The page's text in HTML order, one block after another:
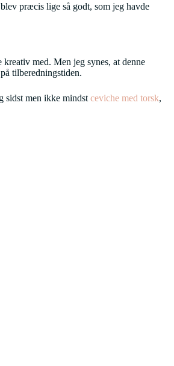
præcis lige så godt, som jeg havde
med. Men jeg synes, at denne
tilberedningstiden.
sidst men ikke mindst ceviche med torsk,